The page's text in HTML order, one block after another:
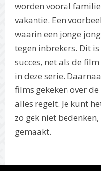
worden vooral
vakantie. Een
waarin een jonge
tegen inbrekers. Dit
succes, net als de
in deze serie.
films gekeken over
alles regelt. Je kunt
zo gek niet
gemaakt.